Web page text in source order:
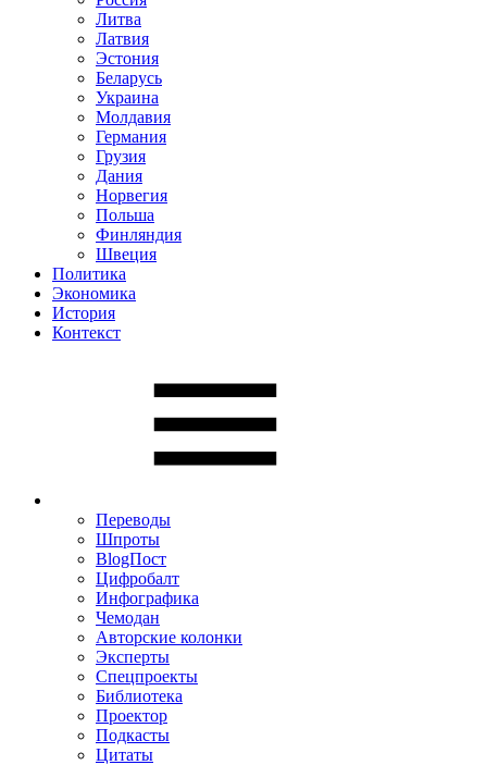
Литва
Латвия
Эстония
Беларусь
Украина
Молдавия
Германия
Грузия
Дания
Норвегия
Польша
Финляндия
Швеция
Политика
Экономика
История
Контекст
Переводы
Шпроты
BlogПост
Цифробалт
Инфографика
Чемодан
Авторские колонки
Эксперты
Спецпроекты
Библиотека
Проектор
Подкасты
Цитаты